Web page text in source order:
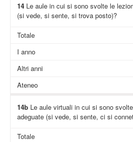
14Le aule in cui si sono svolte le
(si vede, si sente, si trova posto)?
Totale
I anno
Altri anni
Ateneo
14bLe aule virtuali in cui si sono
adeguate (si vede, si sente, ci si
Totale